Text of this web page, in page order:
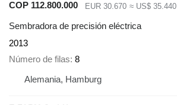
COP 112.800.000
EUR 30.670 ≈ US$ 35.440
Sembradora de precisión eléctrica
2013
Número de filas 8
Alemania, Hamburg